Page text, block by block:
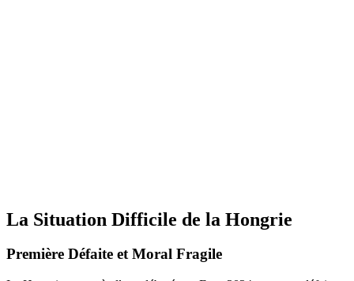
La Situation Difficile de la Hongrie
Première Défaite et Moral Fragile